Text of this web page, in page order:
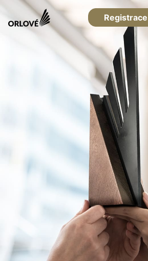
Registrace